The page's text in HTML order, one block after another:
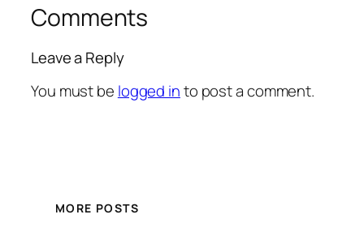
Comments
Leave a Reply
You must be logged into post a comment.
MORE POSTS